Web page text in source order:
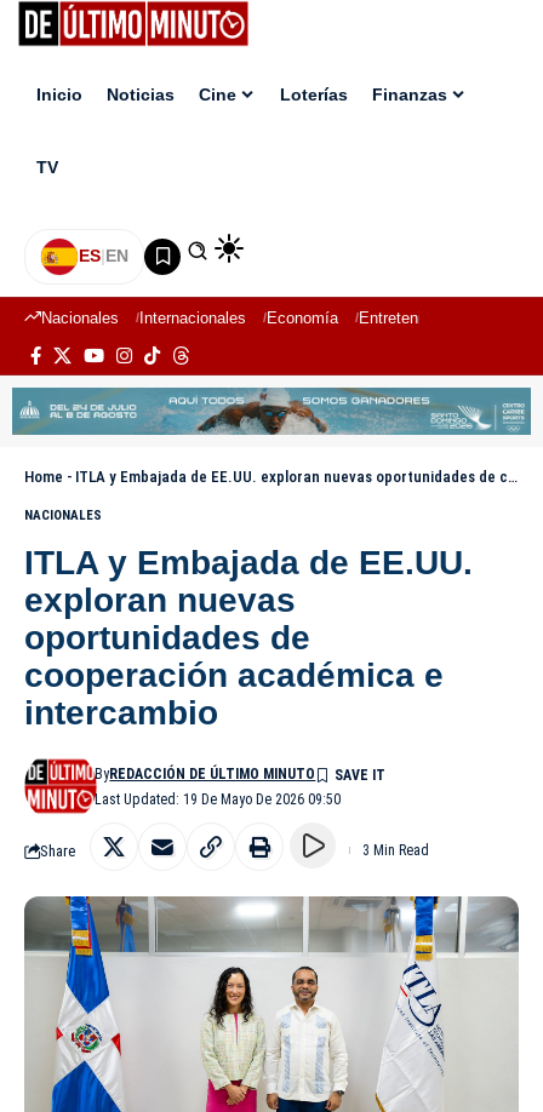
Inicio Noticias Cine Loterías Finanzas
TV
ES|EN
Nacionales Internacionales Economía Entretenimiento
Home - ITLA y Embajada de EE.UU. exploran nuevas oportunidades de cooperación académica e intercambio
NACIONALES
ITLA y Embajada de EE.UU.
exploran nuevas
oportunidades de
cooperación académica e
intercambio
Last Updated: 19 De Mayo De 2026 09:50
ByREDACCIÓN DE ÚLTIMO MINUTO
Share 3 Min Read